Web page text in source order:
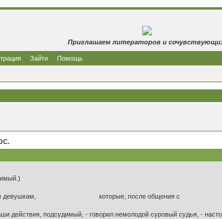
Приглашаем литераторов и
Зайти Помощь
которые, после общения с
действия, подсудимый, - говорил немолодой суровый судья, -